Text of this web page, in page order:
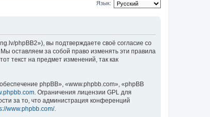
Язык:
phpBB2»), вы подтверждаете своё согласие со
оставляем за собой право изменять эти правила
текст на предмет изменений, так как
phpBB», «www.phpbb.com», «phpBB
. Ограничения лицензии GPL для
за то, что администрация конференций
www.phpbb.com/.